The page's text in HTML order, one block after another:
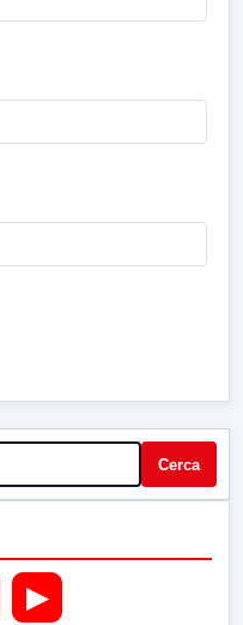
Cerca
▶